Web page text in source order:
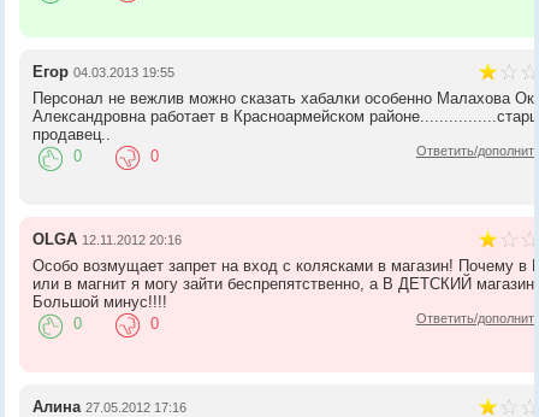
Егор 04.03.2013 19:55
Персонал не вежлив можно сказать хабалки особенно Малахова
Александровна работает в Красноармейском
продавец..
Ответить/
0 0
OLGA 12.11.2012 20:16
Особо возмущает запрет на вход с колясками в магазин! Почему в
или в магнит я могу зайти беспрепятственно, а В ДЕТСКИЙ магазин
Большой минус!!!!
Ответить/
0 0
Алина 27.05.2012 17:16